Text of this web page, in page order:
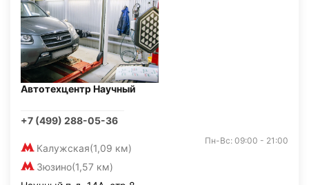
Автотехцентр Научный
+7 (499) 288-05-36
Калужская(1,09 км)
Зюзино(1,57 км)
Пн-Вс: 09:00 - 21:00